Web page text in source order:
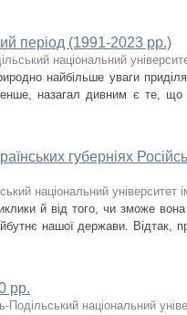
період (1991-2023 рр.)
національний
найбільше уваги
назагал дивним є те, що
губерніях
національний університет
й від того, чи зможе вона
нашої держави. Відтак,
рр.
Подільський національний